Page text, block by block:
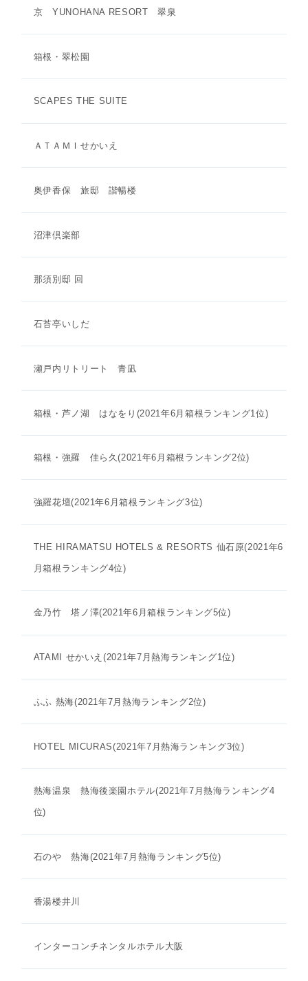
京 YUNOHANA RESORT 翠泉
箱根・翠松園
SCAPES THE SUITE
ＡＴＡＭＩせかいえ
奥伊香保 旅邸 諧暢楼
沼津倶楽部
那須別邸 回
石苔亭いしだ
瀬戸内リトリート 青凪
箱根・芦ノ湖 はなをり(2021年6月箱根ランキング1位)
箱根・強羅 佳ら久(2021年6月箱根ランキング2位)
強羅花壇(2021年6月箱根ランキング3位)
THE HIRAMATSU HOTELS & RESORTS 仙石原(2021年6
月箱根ランキング4位)
金乃竹 塔ノ澤(2021年6月箱根ランキング5位)
ATAMI せかいえ(2021年7月熱海ランキング1位)
ふふ 熱海(2021年7月熱海ランキング2位)
HOTEL MICURAS(2021年7月熱海ランキング3位)
熱海温泉 熱海後楽園ホテル(2021年7月熱海ランキング4
位)
石のや 熱海(2021年7月熱海ランキング5位)
香湯楼井川
インターコンチネンタルホテル大阪